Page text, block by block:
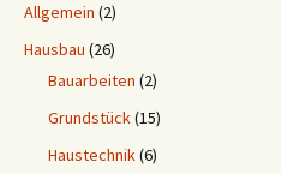
Allgemein (2)
Hausbau (26)
Bauarbeiten (2)
Grundstück(15)
Haustechnik(6)